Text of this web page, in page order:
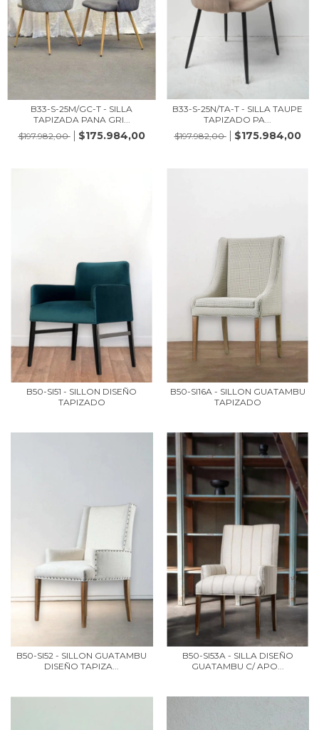
B33-S-25M/GC-T - SILLA
TAPIZADA PANA GRI...
$197.982,00
$175.984,00
B33-S-25N/TA-T - SILLA TAUPE
TAPIZADO PA...
$197.982,00
$175.984,00
B50-SI51 - SILLON DISEÑO
TAPIZADO
B50-SI16A - SILLON GUATAMBU
TAPIZADO
B50-SI52 - SILLON GUATAMBU
DISEÑO TAPIZA...
B50-SI53A - SILLA DISEÑO
GUATAMBU C/ APO...